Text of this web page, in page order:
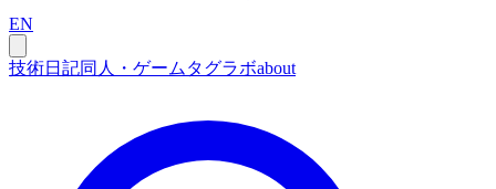
EN
技術日記同人・ゲーム タグラボabout